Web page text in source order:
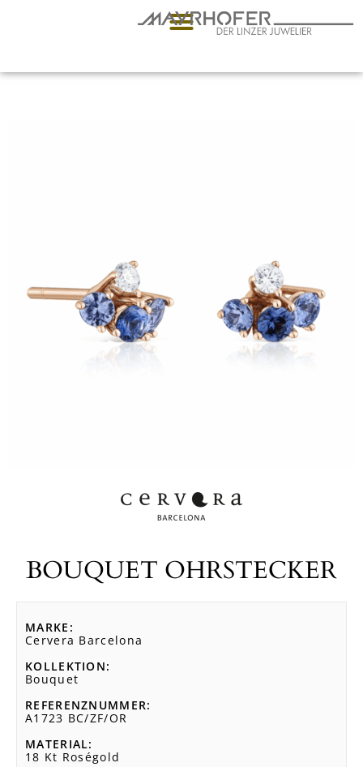
BOUQUET OHRSTECKER
MARKE
Cervera Barcelona
KOLLEKTION
Bouquet
REFERENZNUMMER
A1723 BC/ZF/OR
MATERIAL
18 Kt Roségold